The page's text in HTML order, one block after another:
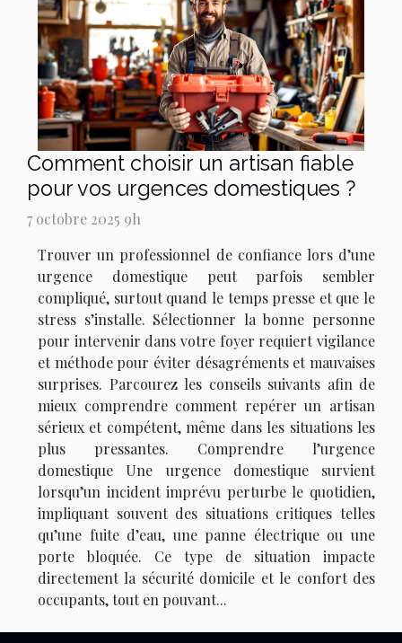
Comment choisir un artisan fiable
pour vos urgences domestiques ?
7 octobre 2025 9h
Trouver un professionnel de confiance lors d’une
urgence domestique peut parfois sembler
compliqué, surtout quand le temps presse et que le
stress s’installe. Sélectionner la bonne personne
pour intervenir dans votre foyer requiert vigilance
et méthode pour éviter désagréments et mauvaises
surprises. Parcourez les conseils suivants afin de
mieux comprendre comment repérer un artisan
sérieux et compétent, même dans les situations les
plus pressantes. Comprendre l’urgence
domestique Une urgence domestique survient
lorsqu’un incident imprévu perturbe le quotidien,
impliquant souvent des situations critiques telles
qu’une fuite d’eau, une panne électrique ou une
porte bloquée. Ce type de situation impacte
directement la sécurité domicile et le confort des
occupants, tout en pouvant...